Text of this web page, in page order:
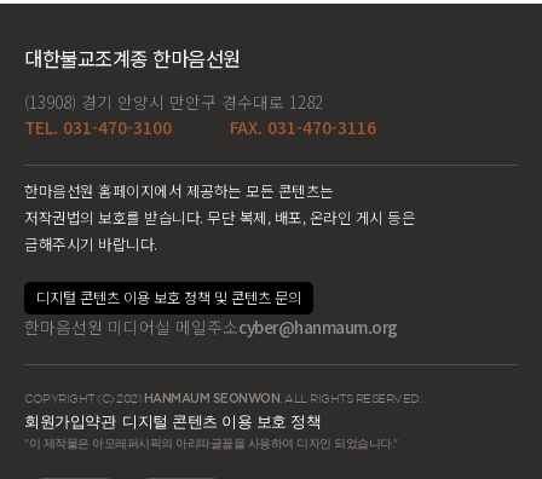
대한불교조계종 한마음선원
(13908) 경기 안양시 만안구 경수대로 1282
TEL. 031-470-3100
FAX. 031-470-3116
한마음선원 홈페이지에서 제공하는 모든 콘텐츠는
저작권법의 보호를 받습니다. 무단 복제, 배포, 온라인 게시 등은
금해주시기 바랍니다.
디지털 콘텐츠 이용 보호 정책 및 콘텐츠 문의
한마음선원 미디어실 메일주소cyber@hanmaum.org
COPYRIGHT (C) 2021 HANMAUM SEONWON . ALL RIGHTS RESERVED.
회원가입약관 디지털 콘텐츠 이용 보호 정책
"이 제작물은 아모레퍼시픽의 아리따글꼴을 사용하여 디자인 되었습니다."